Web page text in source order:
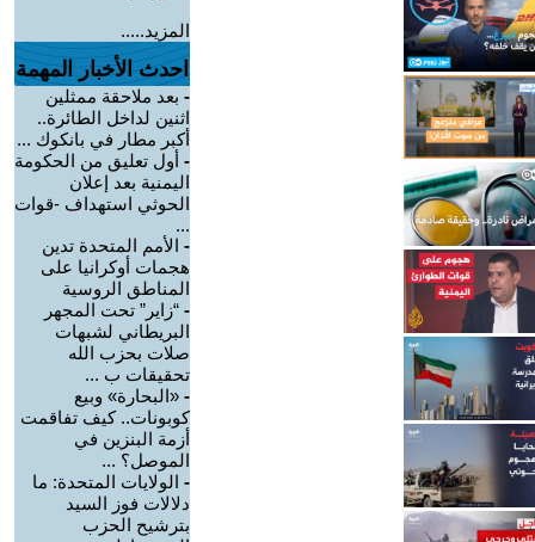
المزيد.....
احدث الأخبار المهمة
- بعد ملاحقة ممثلين
اثنين لداخل الطائرة..
أكبر مطار في بانكوك ...
- أول تعليق من الحكومة
اليمنية بعد إعلان
الحوثي استهداف -قوات
...
- الأمم المتحدة تدين
هجمات أوكرانيا على
المناطق الروسية
- “زاير” تحت المجهر
البريطاني لشبهات
صلات بحزب الله
تحقيقات ب ...
- «البحارة» وبيع
كوبونات.. كيف تفاقمت
أزمة البنزين في
الموصل؟ ...
- الولايات المتحدة: ما
دلالات فوز السيد
بترشيح الحزب